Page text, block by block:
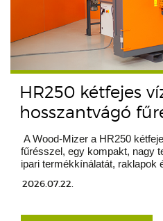
HR250 kétfejes
hosszantvágó
A Wood-Mizer a HR250
fűrésszel, egy kompakt, nagy
ipari termékkínálatát, raklapok
2026.07.22.